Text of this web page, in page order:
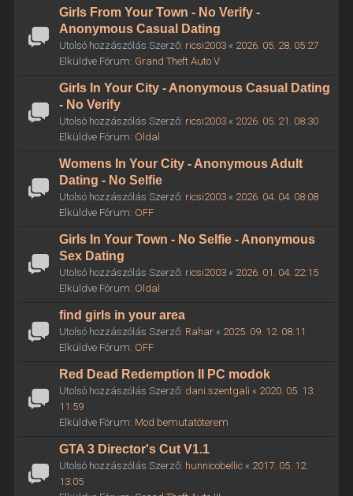
Girls From Your Town - No Verify -
Anonymous Casual Dating
Utolsó hozzászólás Szerző: ricsi2003« 2026. 05. 28. 05:27
Elküldve Fórum: Grand Theft Auto V
Girls In Your City - Anonymous Casual Dating
- No Verify
Utolsó hozzászólás Szerző: ricsi2003« 2026. 05. 21. 08:30
Elküldve Fórum: Oldal
Womens In Your City - Anonymous Adult
Dating - No Selfie
Utolsó hozzászólás Szerző: ricsi2003« 2026. 04. 04. 08:08
Elküldve Fórum: OFF
Girls In Your Town - No Selfie - Anonymous
Sex Dating
Utolsó hozzászólás Szerző: ricsi2003« 2026. 01. 04. 22:15
Elküldve Fórum: Oldal
find girls in your area
Utolsó hozzászólás Szerző: Rahar« 2025. 09. 12. 08:11
Elküldve Fórum: OFF
Red Dead Redemption II PC modok
Utolsó hozzászólás Szerző: dani.szentgali « 2020. 05. 13.
11:59
Elküldve Fórum: Mod bemutatóterem
GTA 3 Director's Cut V1.1
Utolsó hozzászólás Szerző: hunnicobellic« 2017. 05. 12.
13:05